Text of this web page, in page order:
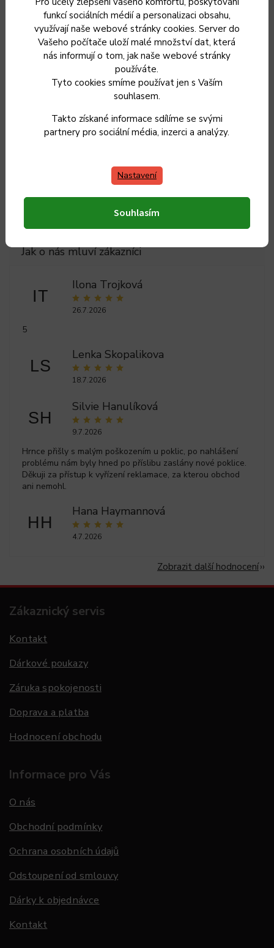
funkcí sociálních médií a personalizaci obsahu,
využívají naše webové stránky cookies. Server do
Vašeho počítače uloží malé množství dat, která
nás informují o tom, jak naše webové stránky
používáte.
Tyto cookies smíme používat jen s Vaším
souhlasem.
Takto získané informace sdílíme se svými
partnery pro sociální média, inzerci a analýzy.
Nastavení
Souhlasím
Hmotnost: 0.083 kg
8594861165104
Délka čepele : 13 cm
Celková délka nože 27 cm
IT
Ilona Trojková
26.7.2026
5
LS
Lenka Skopalikova
18.7.2026
SH
Silvie Hanulíková
9.7.2026
Hrnce přišly s malým poškozením u poklic, po nahlášení
problému nám byly hned po příslibu zaslány nové poklice.
Děkuji za přístup k vyřízení reklamace, za kterou obchod
ani nemohl.
HH
Hana Haymannová
4.7.2026
Zobrazit další hodnocení
Zákaznický servis
Kontakt
Dárkové poukazy
Záruka spokojenosti
Doprava a platba
Hodnocení obchodu
Informace pro Vás
O nás
Obchodní podmínky
Ochrana osobních údajů
Odstoupení od smlouvy
Dárky k objednávce
Kontakt